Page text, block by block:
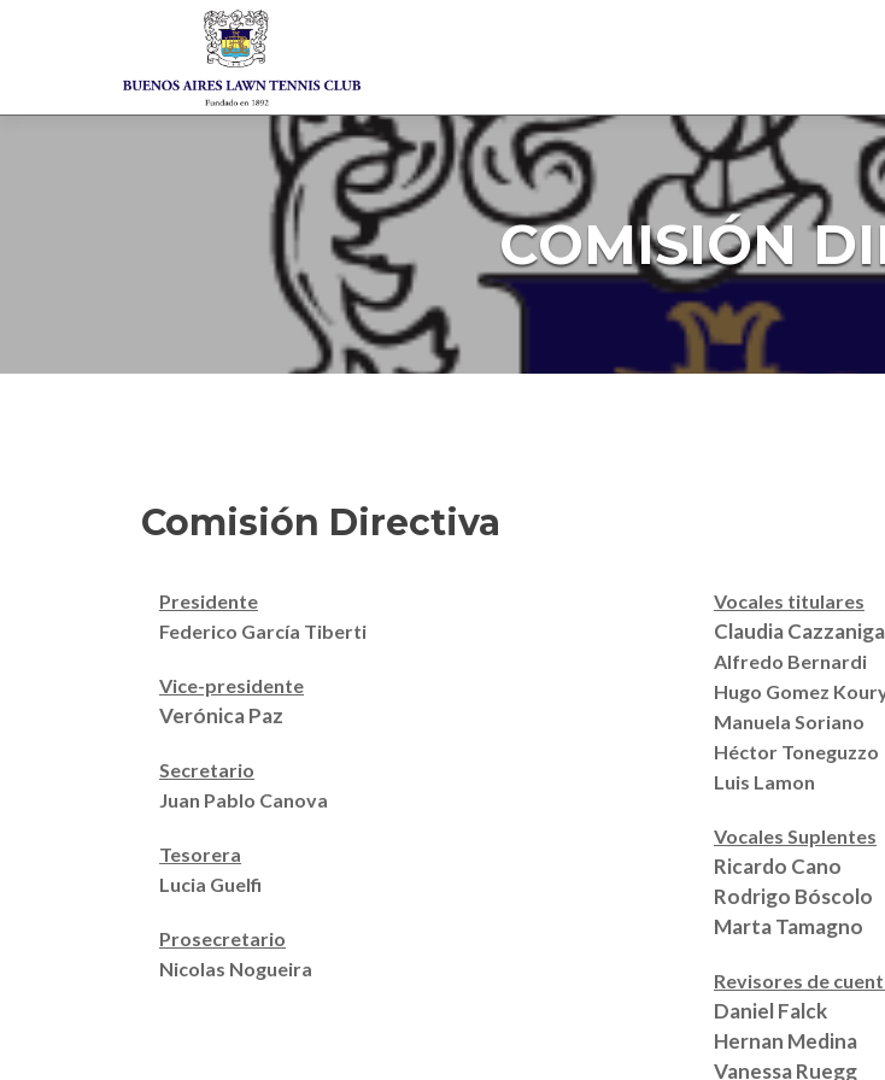
COMISIÓN
Comisión Directiva
Presidente
Federico García Tiberti
Vice-presidente
Verónica Paz
Secretario
Juan Pablo Canova
Tesorera
Lucia Guelfi
Prosecretario
Nicolas Nogueira
Vocales titulares
Claudia Cazzaniga
Alfredo Bernardi
Hugo Gomez
Manuela Soriano
Héctor Toneguzzo
Luis Lamon
Vocales Suplentes
Ricardo Cano
Rodrigo Bóscolo
Marta Tamagno
Revisores de
Daniel Falck
Hernan Medina
Vanessa Ruegg